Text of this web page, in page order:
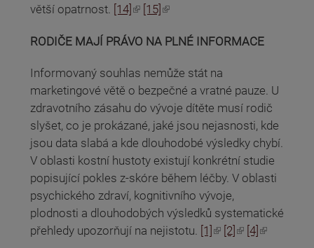
větší opatrnost. [14]
(odkaz je externí) [15]
(odkaz je externí)
RODIČE MAJÍ PRÁVO NA PLNÉ INFORMACE
Informovaný souhlas nemůže stát na
marketingové větě o bezpečné a vratné pauze. U
zdravotního zásahu do vývoje dítěte musí rodič
slyšet, co je prokázané, jaké jsou nejasnosti, kde
jsou data slabá a kde dlouhodobé výsledky chybí.
V oblasti kostní hustoty existují konkrétní studie
popisující pokles z-skóre během léčby. V oblasti
psychického zdraví, kognitivního vývoje,
plodnosti a dlouhodobých výsledků systematické
přehledy upozorňují na nejistotu. [1]
(odkaz je externí) [2]
(odkaz je externí) [4]
(odkaz je externí)